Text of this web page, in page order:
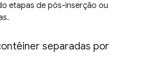
etapas de pós-inserção ou
separadas por